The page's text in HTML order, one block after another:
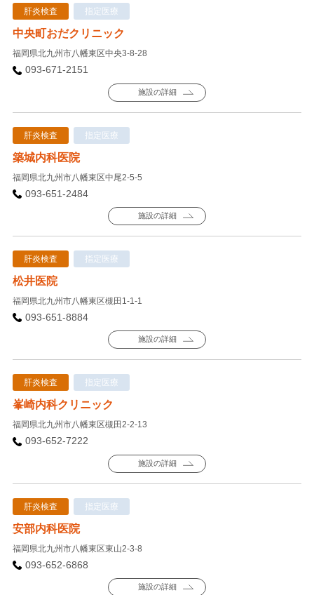
肝炎検査 指定医療
中央町おだクリニック
福岡県北九州市八幡東区中央3-8-28
093-671-2151
施設の詳細
肝炎検査 指定医療
築城内科医院
福岡県北九州市八幡東区中尾2-5-5
093-651-2484
施設の詳細
肝炎検査 指定医療
松井医院
福岡県北九州市八幡東区槻田1-1-1
093-651-8884
施設の詳細
肝炎検査 指定医療
峯崎内科クリニック
福岡県北九州市八幡東区槻田2-2-13
093-652-7222
施設の詳細
肝炎検査 指定医療
安部内科医院
福岡県北九州市八幡東区東山2-3-8
093-652-6868
施設の詳細